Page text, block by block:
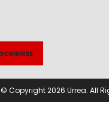
© Copyright 2026 Urrea. All